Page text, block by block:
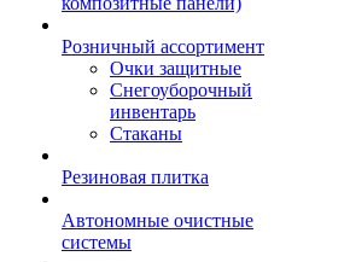
Розничный ассортимент
Очки защитные
Снегоуборочный
инвентарь
Стаканы
Резиновая плитка
Автономные очистные
системы